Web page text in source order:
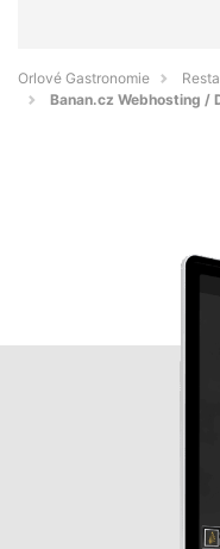
Orlové Gastronomie
Banan.cz Webhosting /